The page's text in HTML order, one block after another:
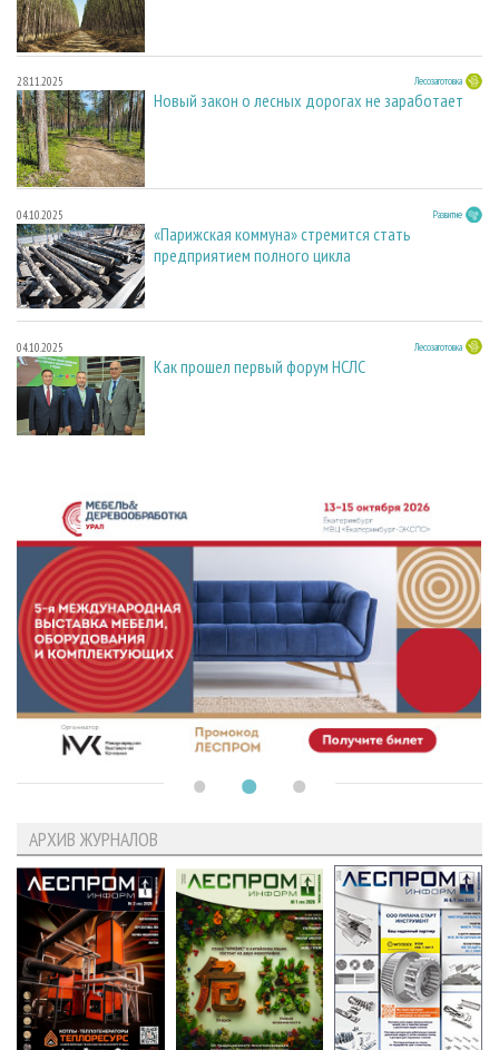
28.11.2025 Лесозаготовка
Новый закон о лесных дорогах не заработает
04.10.2025 Развитие
«Парижская коммуна» стремится стать
предприятием полного цикла
04.10.2025 Лесозаготовка
Как прошел первый форум НСЛС
АРХИВ ЖУРНАЛОВ